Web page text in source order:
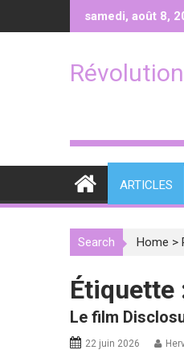
samedi, août 8,
ARTICLES
Search Home >
Étiquette
Le film
22 juin 2026